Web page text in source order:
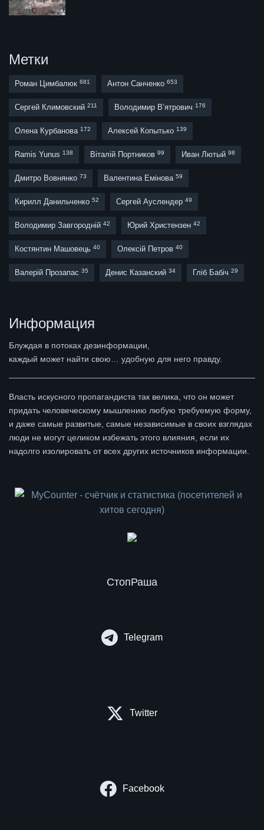
Метки
Роман Цимбалюк 681 Антон Санченко 653
Сергей Климовский 211 Володимир В’ятрович 176
Олена Курбанова 172 Алексей Копытько 139
Ramis Yunus 138 Віталій Портников 99 Иван Лютый 98
Дмитро Вовнянко 73 Валентина Емінова 59
Кирилл Данильченко 52 Сергей Ауслендер 49
Володимир Завгородній 42 Юрий Христензен 42
Костянтин Машовець 40 Олексій Петров 40
Валерій Прозапас 35 Денис Казанский 34 Гліб Бабіч 29
Информация
Блуждая в потоках дезинформации,
каждый может найти свою… удобную для него правду.
Власть искусного пропагандиста так велика, что он может
придать человеческому мышлению любую требуемую форму,
и даже самые развитые, самые независимые в своих взглядах
люди не могут целиком избежать этого влияния, если их
надолго изолировать от всех других источников информации.
СтопРаша
Telegram
Twitter
Facebook